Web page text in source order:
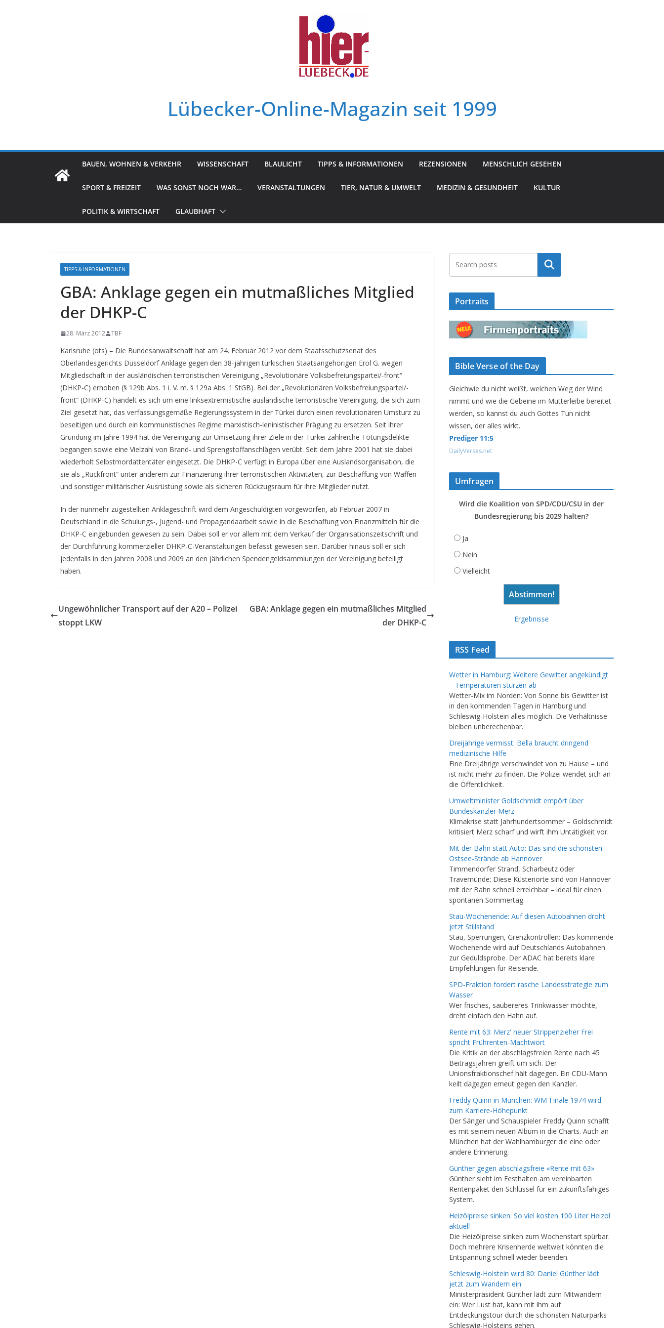
Lübecker-Online-Magazin seit 1999
BAUEN, WOHNEN & VERKEHR WISSENSCHAFT BLAULICHT TIPPS & INFORMATIONEN REZENSIONEN MENSCHLICH GESEHEN
SPORT & FREIZEIT WAS SONST NOCH WAR… VERANSTALTUNGEN TIER, NATUR & UMWELT MEDIZIN & GESUNDHEIT KULTUR
POLITIK & WIRTSCHAFT GLAUBHAFT
TIPPS & INFORMATIONEN
GBA: Anklage gegen ein mutmaßliches Mitglied
der DHKP-C
28. März 2012 TBF
Karlsruhe (ots) – Die Bundesanwaltschaft hat am 24. Februar 2012 vor dem Staatsschutzsenat des
Oberlandesgerichts Düsseldorf Anklage gegen den 38-jährigen türkischen Staatsangehörigen Erol G. wegen
Mitgliedschaft in der ausländischen terroristischen Vereinigung „Revolutionäre Volksbefreiungspartei/-front“
(DHKP-C) erhoben (§ 129b Abs. 1 i. V. m. § 129a Abs. 1 StGB). Bei der „Revolutionären Volksbefreiungspartei/-
front“ (DHKP-C) handelt es sich um eine linksextremistische ausländische terroristische Vereinigung, die sich zum
Ziel gesetzt hat, das verfassungsgemäße Regierungssystem in der Türkei durch einen revolutionären Umsturz zu
beseitigen und durch ein kommunistisches Regime marxistisch-leninistischer Prägung zu ersetzen. Seit ihrer
Gründung im Jahre 1994 hat die Vereinigung zur Umsetzung ihrer Ziele in der Türkei zahlreiche Tötungsdelikte
begangen sowie eine Vielzahl von Brand- und Sprengstoffanschlägen verübt. Seit dem Jahre 2001 hat sie dabei
wiederholt Selbstmordattentäter eingesetzt. Die DHKP-C verfügt in Europa über eine Auslandsorganisation, die
sie als „Rückfront“ unter anderem zur Finanzierung ihrer terroristischen Aktivitäten, zur Beschaffung von Waffen
und sonstiger militärischer Ausrüstung sowie als sicheren Rückzugsraum für ihre Mitglieder nutzt.
In der nunmehr zugestellten Anklageschrift wird dem Angeschuldigten vorgeworfen, ab Februar 2007 in
Deutschland in die Schulungs-, Jugend- und Propagandaarbeit sowie in die Beschaffung von Finanzmitteln für die
DHKP-C eingebunden gewesen zu sein. Dabei soll er vor allem mit dem Verkauf der Organisationszeitschrift und
der Durchführung kommerzieller DHKP-C-Veranstaltungen befasst gewesen sein. Darüber hinaus soll er sich
jedenfalls in den Jahren 2008 und 2009 an den jährlichen Spendengeldsammlungen der Vereinigung beteiligt
haben.
Ungewöhnlicher Transport auf der A20 – Polizei
stoppt LKW
GBA: Anklage gegen ein mutmaßliches Mitglied
der DHKP-C
Suchen
Portraits
Bible Verse of the Day
Gleichwie du nicht weißt, welchen Weg der Wind
nimmt und wie die Gebeine im Mutterleibe bereitet
werden, so kannst du auch Gottes Tun nicht
wissen, der alles wirkt.
Prediger 11:5
DailyVerses.net
Umfragen
Wird die Koalition von SPD/CDU/CSU in der
Bundesregierung bis 2029 halten?
Ja
Nein
Vielleicht
Ergebnisse
RSS Feed
Wetter in Hamburg: Weitere Gewitter angekündigt
– Temperaturen stürzen ab
Wetter-Mix im Norden: Von Sonne bis Gewitter ist
in den kommenden Tagen in Hamburg und
Schleswig-Holstein alles möglich. Die Verhältnisse
bleiben unberechenbar.
Dreijährige vermisst: Bella braucht dringend
medizinische Hilfe
Eine Dreijährige verschwindet von zu Hause – und
ist nicht mehr zu finden. Die Polizei wendet sich an
die Öffentlichkeit.
Umweltminister Goldschmidt empört über
Bundeskanzler Merz
Klimakrise statt Jahrhundertsommer – Goldschmidt
kritisiert Merz scharf und wirft ihm Untätigkeit vor.
Mit der Bahn statt Auto: Das sind die schönsten
Ostsee-Strände ab Hannover
Timmendorfer Strand, Scharbeutz oder
Travemünde: Diese Küstenorte sind von Hannover
mit der Bahn schnell erreichbar – ideal für einen
spontanen Sommertag.
Stau-Wochenende: Auf diesen Autobahnen droht
jetzt Stillstand
Stau, Sperrungen, Grenzkontrollen: Das kommende
Wochenende wird auf Deutschlands Autobahnen
zur Geduldsprobe. Der ADAC hat bereits klare
Empfehlungen für Reisende.
SPD-Fraktion fordert rasche Landesstrategie zum
Wasser
Wer frisches, saubereres Trinkwasser möchte,
dreht einfach den Hahn auf.
Rente mit 63: Merz' neuer Strippenzieher Frei
spricht Frührenten-Machtwort
Die Kritik an der abschlagsfreien Rente nach 45
Beitragsjahren greift um sich. Der
Unionsfraktionschef hält dagegen. Ein CDU-Mann
keilt dagegen erneut gegen den Kanzler.
Freddy Quinn in München: WM-Finale 1974 wird
zum Karriere-Höhepunkt
Der Sänger und Schauspieler Freddy Quinn schafft
es mit seinem neuen Album in die Charts. Auch an
München hat der Wahlhamburger die eine oder
andere Erinnerung.
Günther gegen abschlagsfreie «Rente mit 63»
Günther sieht im Festhalten am vereinbarten
Rentenpaket den Schlüssel für ein zukunftsfähiges
System.
Heizölpreise sinken: So viel kosten 100 Liter Heizöl
aktuell
Die Heizölpreise sinken zum Wochenstart spürbar.
Doch mehrere Krisenherde weltweit könnten die
Entspannung schnell wieder beenden.
Schleswig-Holstein wird 80: Daniel Günther lädt
jetzt zum Wandern ein
Ministerpräsident Günther lädt zum Mitwandern
ein: Wer Lust hat, kann mit ihm auf
Entdeckungstour durch die schönsten Naturparks
Schleswig-Holsteins gehen.